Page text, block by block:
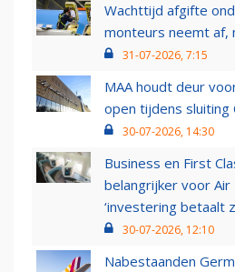
Wachttijd afgifte
monteurs neemt af,
31-07-2026, 7:15
MAA houdt deur
open tijdens sluiting
30-07-2026, 14:30
Business en First
belangrijker voor Air
‘investering betaalt
30-07-2026, 12:10
Nabestaanden